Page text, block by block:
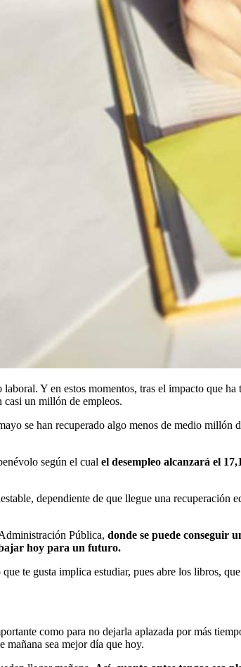
Y en estos momentos, tras el impacto que
casi un millón de empleos.
se han recuperado algo menos de medio millón
según el cual el desempleo alcanzará el
dependiente de que llegue una
Pública, donde se puede conseguir
hoy para un futuro.
te gusta implica estudiar, pues abre los libros,
como para no dejarla aplazada por más
mañana sea mejor día que hoy.